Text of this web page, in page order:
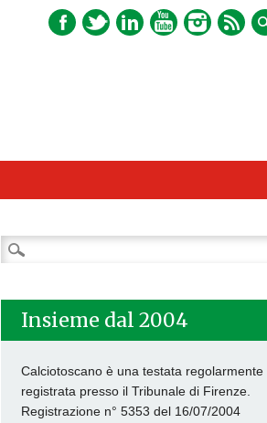
Ricerca
per:
Insieme dal 2004
Calciotoscano è una testata regolarmente
registrata presso il Tribunale di Firenze.
Registrazione n° 5353 del 16/07/2004